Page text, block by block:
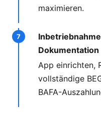
maximieren.
Dokumentation
App einrichten,
vollständige
BAFA-